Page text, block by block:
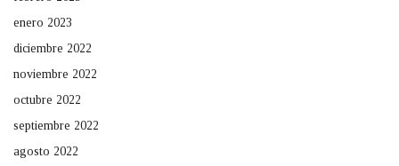
enero 2023
diciembre 2022
noviembre 2022
octubre 2022
septiembre 2022
agosto 2022